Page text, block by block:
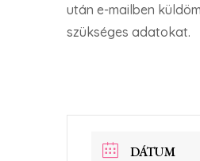
után e-mailben
szükséges adatokat.
DÁTUM